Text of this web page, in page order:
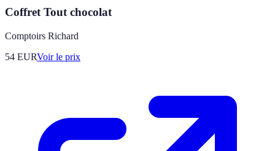
Coffret Tout chocolat
Comptoirs Richard
54 EURVoir le prix